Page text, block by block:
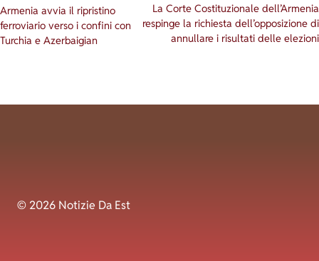
Armenia avvia il ripristino
ferroviario verso i confini con
Turchia e Azerbaigian
La Corte Costituzionale dell’Armenia
respinge la richiesta dell’opposizione di
annullare i risultati delle elezioni
© 2026 Notizie Da Est